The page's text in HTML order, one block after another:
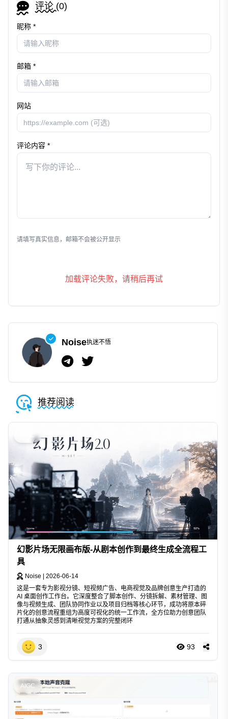
评论 (0)
昵称 *
邮箱 *
网站
评论内容 *
请填写真实信息，邮箱不会被公开显示
加载评论失败，请稍后再试
Noise执迷不悟
推荐阅读
AIGC
幻影片场无限画布版-从剧本创作到最终生成全流程工
具
Noise
2026-06-14
这是一套专为影视分镜、短视频广告、电商视觉及品牌创意生产打造的
AI 桌面创作工作台。它深度整合了脚本创作、分镜拆解、素材管理、图
像与视频生成、团队协同作业以及项目归档等核心环节，成功将原本碎
片化的创意流程重组为高度可视化的统一工作流，全方位助力创意团队
打通从抽象灵感到清晰视觉方案的完整闭环
3 93
AIGC